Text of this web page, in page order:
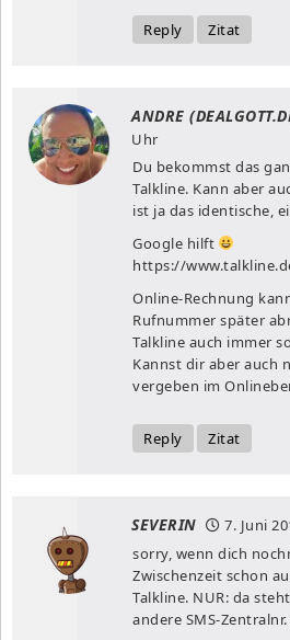
Reply Zitat
ANDRE
Uhr
Du bekommst das
Talkline. Kann aber
ist ja das identische,
Google hilft
https://
Online-Rechnung
Rufnummer später
Talkline auch immer
Kannst dir aber auch
vergeben im
Reply Zitat
SEVERIN 7. Juni
sorry, wenn dich
Zwischenzeit schon
Talkline. NUR: da
andere SMS-